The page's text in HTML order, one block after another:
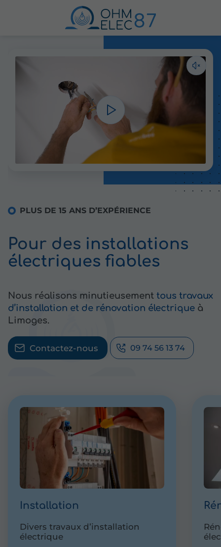
PLUS DE 15 ANS D’EXPÉRIENCE
Pour des installations
électriques fiables
Nous réalisons minutieusement tous travaux
d’installation et de rénovation électrique à
Limoges.
Contactez-nous 09 74 56 13 74
Installation
Divers travaux d’installation
électrique